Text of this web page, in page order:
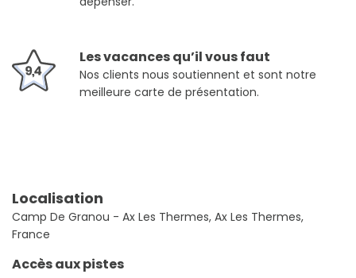
Les vacances qu’il vous faut
Nos clients nous soutiennent et sont notre
meilleure carte de présentation.
Localisation
Camp De Granou - Ax Les Thermes, Ax Les Thermes,
France
Accès aux pistes